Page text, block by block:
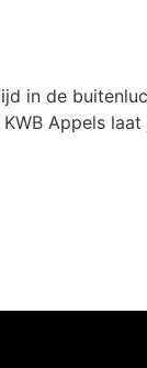
in de
Appels